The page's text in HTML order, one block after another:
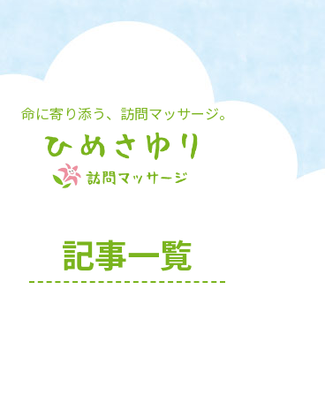
命に寄り添う、訪問マッサージ。
記事一覧